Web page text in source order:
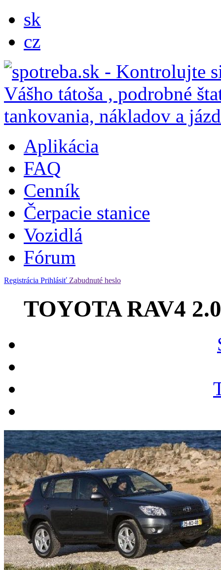
sk
cz
Aplikácia
FAQ
Cenník
Čerpacie stanice
Vozidlá
Fórum
Registrácia Prihlásiť Zabudnuté heslo
TOYOTA RAV4